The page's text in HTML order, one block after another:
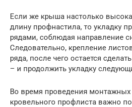
Если же крыша настолько
длину профнастила, то укладку
рядами, соблюдая направление
Следовательно, крепление
ряда, после чего остается
– и продолжить укладку
Во время проведения монтажных
кровельного профлиста важно